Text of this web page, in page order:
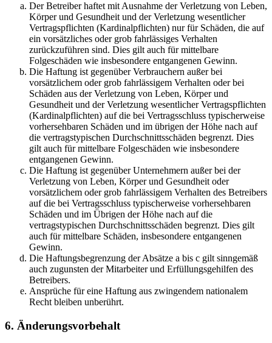
Der Betreiber haftet mit Ausnahme der Verletzung von Leben,
Körper und Gesundheit und der Verletzung wesentlicher
Vertragspflichten (Kardinalpflichten) nur für Schäden, die auf
ein vorsätzliches oder grob fahrlässiges Verhalten
zurückzuführen sind. Dies gilt auch für mittelbare
Folgeschäden wie insbesondere entgangenen Gewinn.
Die Haftung ist gegenüber Verbrauchern außer bei
vorsätzlichem oder grob fahrlässigem Verhalten oder bei
Schäden aus der Verletzung von Leben, Körper und
Gesundheit und der Verletzung wesentlicher Vertragspflichten
(Kardinalpflichten) auf die bei Vertragsschluss typischerweise
vorhersehbaren Schäden und im übrigen der Höhe nach auf
die vertragstypischen Durchschnittsschäden begrenzt. Dies
gilt auch für mittelbare Folgeschäden wie insbesondere
entgangenen Gewinn.
Die Haftung ist gegenüber Unternehmern außer bei der
Verletzung von Leben, Körper und Gesundheit oder
vorsätzlichem oder grob fahrlässigem Verhalten des Betreibers
auf die bei Vertragsschluss typischerweise vorhersehbaren
Schäden und im Übrigen der Höhe nach auf die
vertragstypischen Durchschnittsschäden begrenzt. Dies gilt
auch für mittelbare Schäden, insbesondere entgangenen
Gewinn.
Die Haftungsbegrenzung der Absätze a bis c gilt sinngemäß
auch zugunsten der Mitarbeiter und Erfüllungsgehilfen des
Betreibers.
Ansprüche für eine Haftung aus zwingendem nationalem
Recht bleiben unberührt.
6. Änderungsvorbehalt